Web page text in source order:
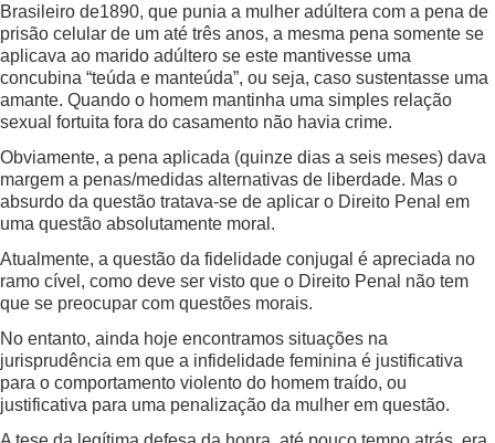
Brasileiro de1890, que punia a mulher adúltera com a pena de
prisão celular de um até três anos, a mesma pena somente se
aplicava ao marido adúltero se este mantivesse uma
concubina “teúda e manteúda”, ou seja, caso sustentasse uma
amante. Quando o homem mantinha uma simples relação
sexual fortuita fora do casamento não havia crime.
Obviamente, a pena aplicada (quinze dias a seis meses) dava
margem a penas/medidas alternativas de liberdade. Mas o
absurdo da questão tratava-se de aplicar o Direito Penal em
uma questão absolutamente moral.
Atualmente, a questão da fidelidade conjugal é apreciada no
ramo cível, como deve ser visto que o Direito Penal não tem
que se preocupar com questões morais.
No entanto, ainda hoje encontramos situações na
jurisprudência em que a infidelidade feminina é justificativa
para o comportamento violento do homem traído, ou
justificativa para uma penalização da mulher em questão.